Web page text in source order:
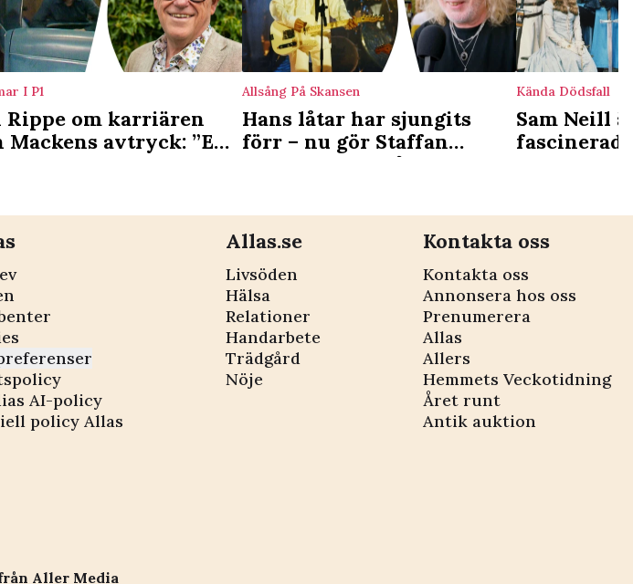
I P1
Rippe om karriären
Mackens avtryck: ”En
Allsång På Skansen
Hans låtar har sjungits
förr – nu gör Staffan
Hellstrand Allsångsdebut
Kända Dödsfall
Sam Neill
AI-policy
policy Allas
Allas.se
Livsöden
Hälsa
Relationer
Handarbete
Trädgård
Nöje
Kontakta oss
Kontakta oss
Annonsera hos oss
Prenumerera
Allas
Allers
Hemmets Veckotidning
Året runt
Antik auktion
Aller Media